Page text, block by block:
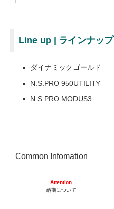
Line up | ラインナップ
ダイナミックゴールド
N.S.PRO 950UTILITY
N.S.PRO MODUS3
Common Infomation
Attention
納期について